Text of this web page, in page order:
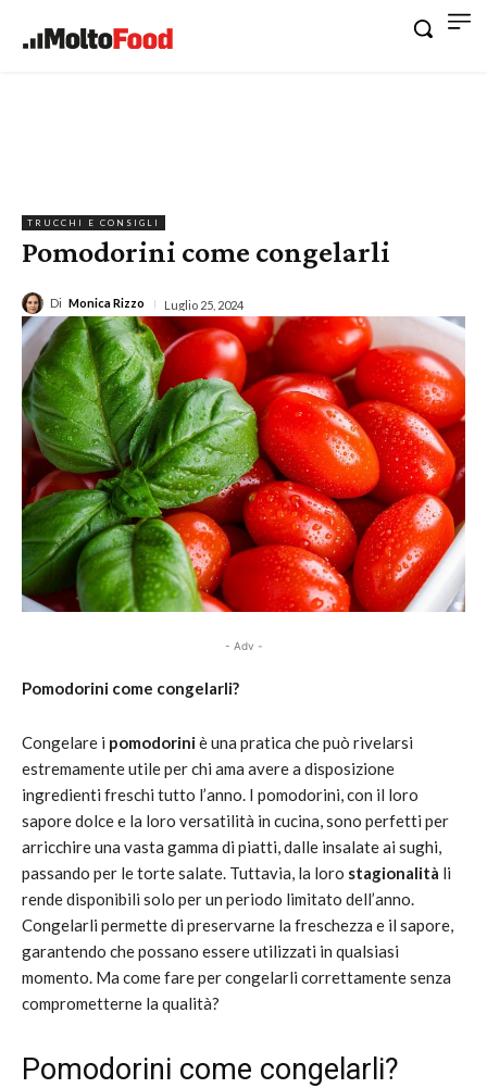
TRUCCHI E CONSIGLI
Pomodorini come congelarli
Di Monica Rizzo Luglio 25, 2024
- Adv -
Pomodorini come congelarli?
Congelare i pomodoriniè una pratica che può rivelarsi
estremamente utile per chi ama avere a disposizione
ingredienti freschi tutto l’anno. I pomodorini, con il loro
sapore dolce e la loro versatilità in cucina, sono perfetti per
arricchire una vasta gamma di piatti, dalle insalate ai sughi,
passando per le torte salate. Tuttavia, la loro stagionalità li
rende disponibili solo per un periodo limitato dell’anno.
Congelarli permette di preservarne la freschezza e il sapore,
garantendo che possano essere utilizzati in qualsiasi
momento. Ma come fare per congelarli correttamente senza
comprometterne la qualità?
Pomodorini come congelarli?